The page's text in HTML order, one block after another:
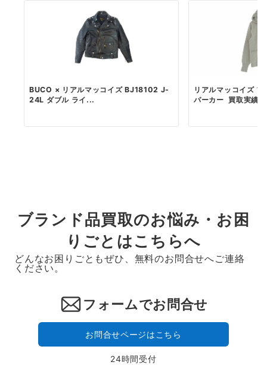
BUCO × リアルマッコイズ BJ18102 J-
24L ダブル ライ...
リアルマッコイズ
パーカー 買取実績
ブランド品買取のお悩み・お困
りごとはこちらへ
どんなお困りごともぜひ、無料のお問合せへご連絡
ください。
フォームでお問合せ
お問合せページはこちら
24時間受付